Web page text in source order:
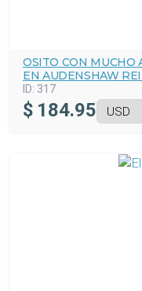
OSITO CON MUCHO
EN AUDENSHAW
ID: 317
$ 184.95